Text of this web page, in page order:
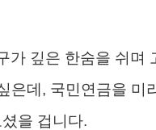
가 깊은 한숨을 쉬며
은데, 국민연금을 미
을 겁니다.